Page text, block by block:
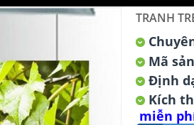
TRANH
Mã
Định
Kích
miễn